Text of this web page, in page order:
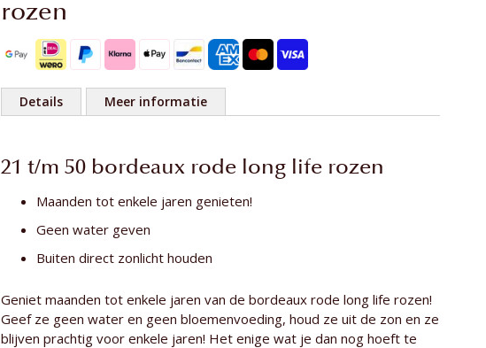
rozen
Details
informatie
Meer informatie
21 t/m 50 bordeaux rode long life rozen
Maanden tot enkele jaren genieten!
Geen water geven
Buiten direct zonlicht houden
Geniet maanden tot enkele jaren van de bordeaux rode long life rozen!
Geef ze geen water en geen bloemenvoeding, houd ze uit de zon en ze
blijven prachtig voor enkele jaren! Het enige wat je dan nog hoeft te